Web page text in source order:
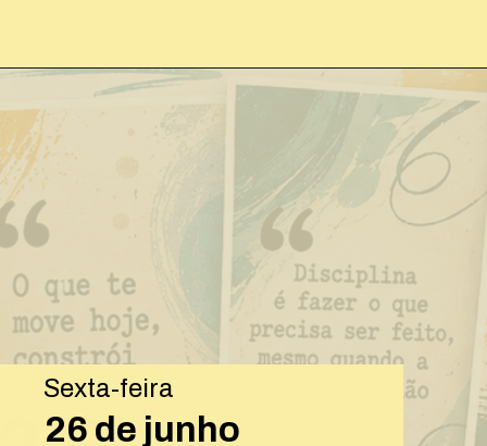
Opening https://josivandroavelar.com.br/memoria-tempo-e-pertencimento-as-historias-que-continuam-morando-nos-lugares/
Sexta-feira
26 de junho